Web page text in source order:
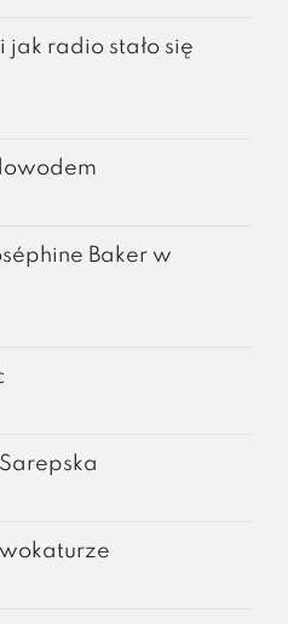
jak radio stało się
Baker w